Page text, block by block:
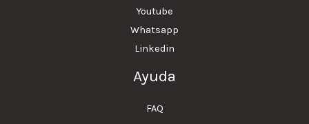
Youtube
Whatsapp
Linkedin
Ayuda
FAQ